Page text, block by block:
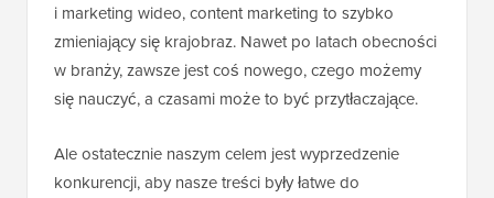
i marketing wideo, content marketing to szybko
zmieniający się krajobraz. Nawet po latach obecności
w branży, zawsze jest coś nowego, czego możemy
się nauczyć, a czasami może to być przytłaczające.
Ale ostatecznie naszym celem jest wyprzedzenie
konkurencji, aby nasze treści były łatwe do